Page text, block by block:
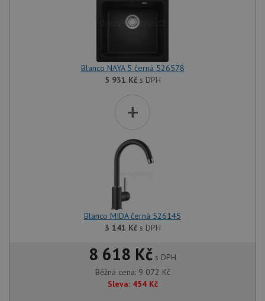
Blanco NAYA 5 černá 526578
5 931 Kčs DPH
+
Blanco MIDA černá 526145
3 141 Kčs DPH
8 618 Kč s DPH
Běžná cena: 9 072 Kč
Sleva: 454 Kč